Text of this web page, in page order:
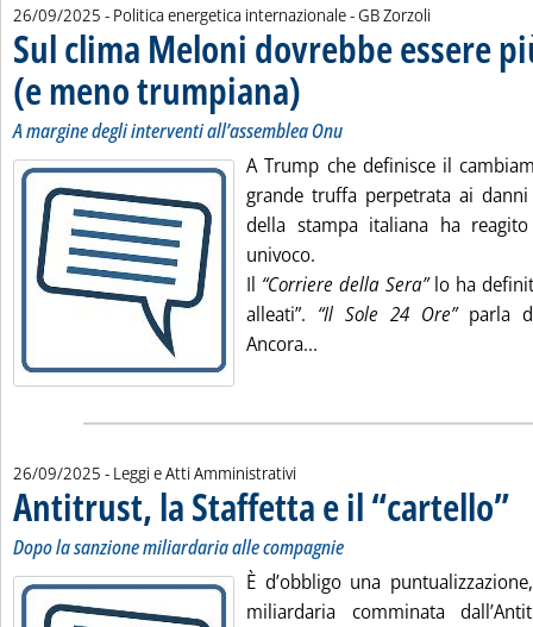
26/09/2025 - Politica energetica internazionale -di:
GB Zorzoli
Sul clima Meloni dovrebbe essere
(e meno trumpiana) . Sottotitolo: A margine degli interventi
. Pubblicata venerdì 26 settembre 2025
A margine degli interventi all’assemblea Onu
A Trump che definisce il
grande truffa perpetrata ai
della stampa italiana ha
univoco.
Il “Corriere della Sera”lo ha
alleati”. “Il Sole 24 Ore”parla
Ancora...
26/09/2025 - Leggi e Atti Amministrativi
Antitrust, la Staffetta e il “cartello”..
Dopo la sanzione miliardaria alle compagnie
È d’obbligo una
miliardaria comminata